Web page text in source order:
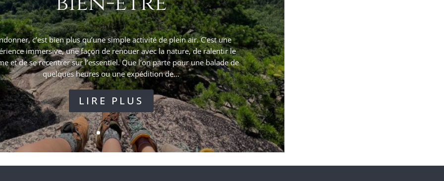
c’est bien plus qu’une simple activité de plein air. C’est une
immersive, une façon de renouer avec la nature, de ralentir le
et de se recentrer sur l’essentiel. Que l’on parte pour une balade de
quelques heures ou une expédition de...
LIRE PLUS